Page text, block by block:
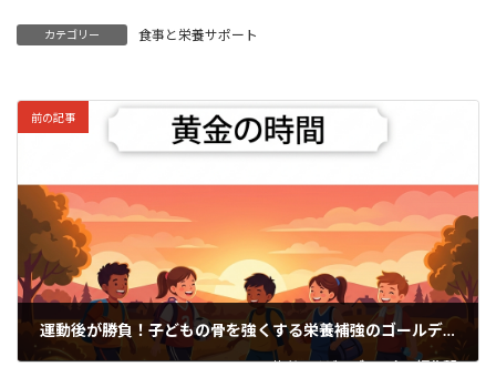
カテゴリー 食事と栄養サポート
前の記事
運動後が勝負！子どもの骨を強くする栄養補強のゴールデンタイム
著者：ノビ・ブースター編集部